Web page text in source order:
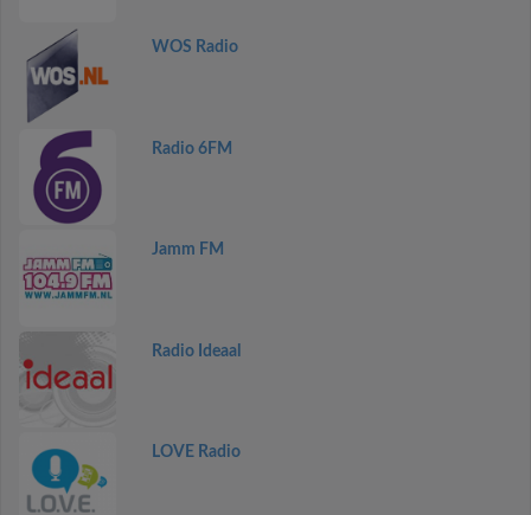
WOS Radio
Radio 6FM
Jamm FM
Radio Ideaal
LOVE Radio